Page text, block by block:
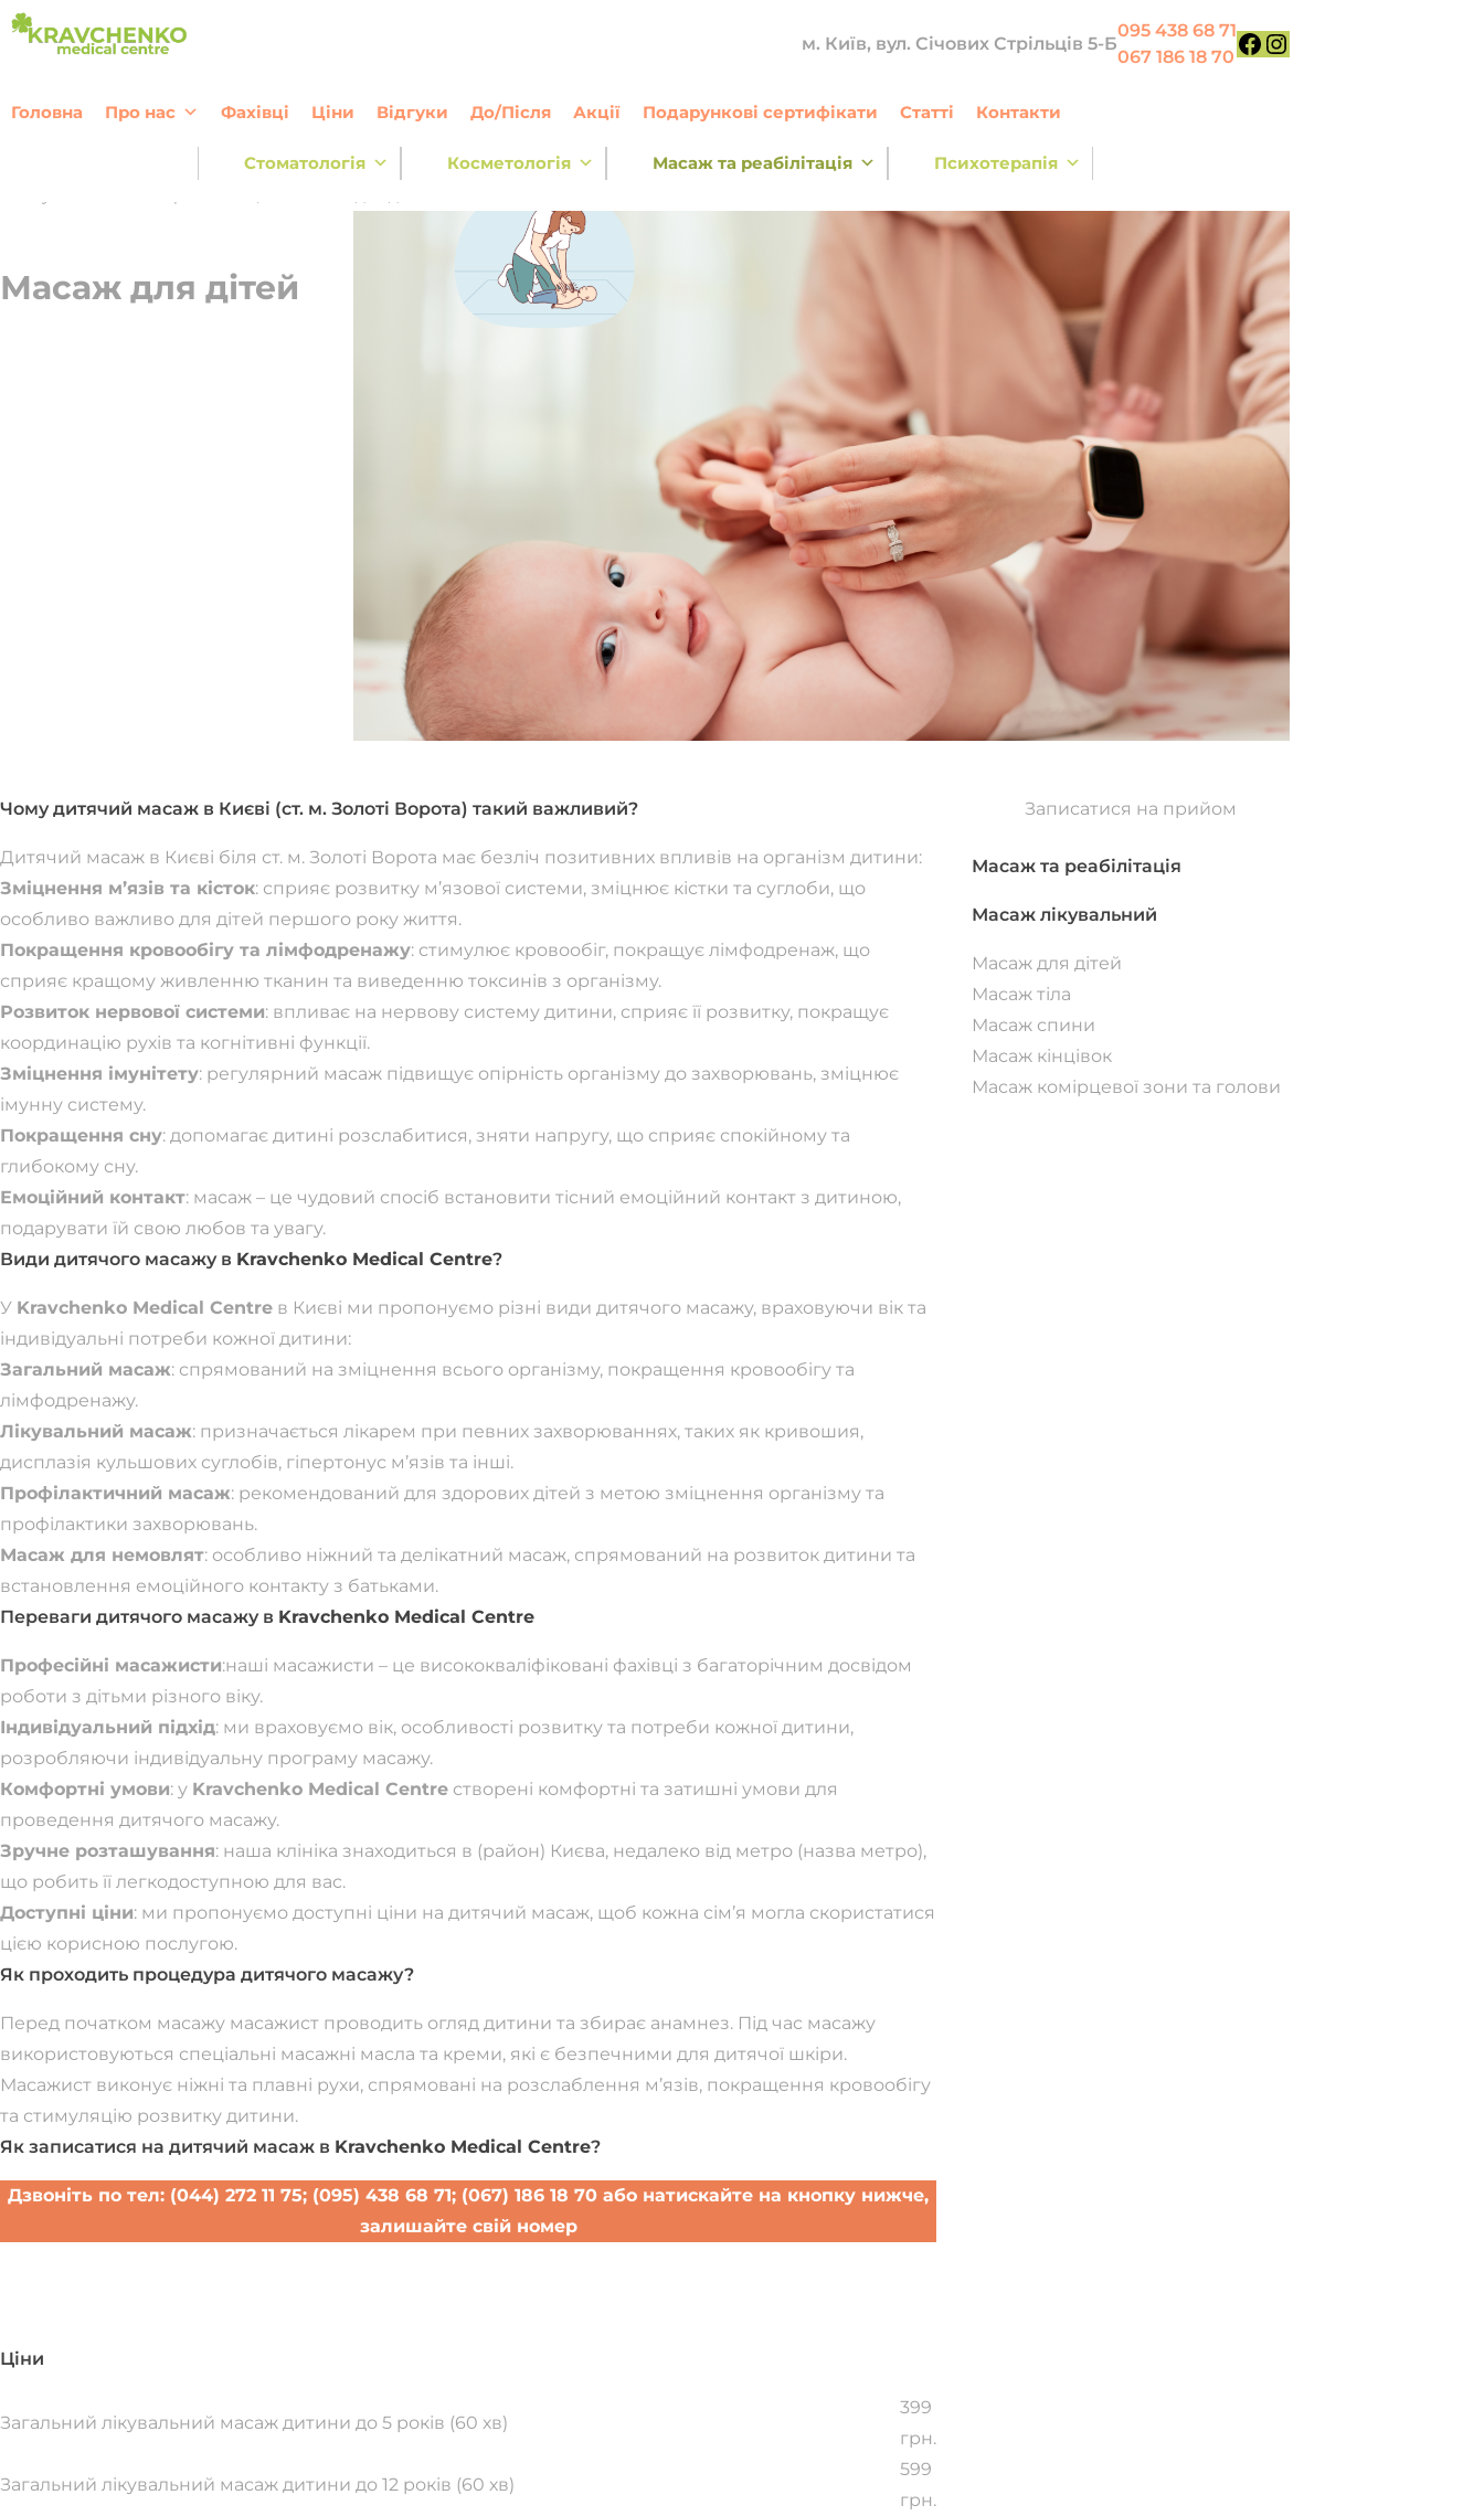
Перейти до вмісту
м. Київ, вул. Січових Стрільців 5-Б
095 438 68 71
067 186 18 70
Головна Про нас Фахівці Ціни Відгуки До/Після Акції Подарункові сертифікати Статті Контакти
Стоматологія Косметологія Масаж та реабілітація Психотерапія
Масаж для дітей
Чому дитячий масаж в Києві (ст. м. Золоті Ворота) такий важливий?
Дитячий масаж в Києві біля ст. м. Золоті Ворота має безліч позитивних впливів на організм дитини:
Зміцнення м’язів та кісток: сприяє розвитку м’язової системи, зміцнює кістки та суглоби, що
особливо важливо для дітей першого року життя.
Покращення кровообігу та лімфодренажу: стимулює кровообіг, покращує лімфодренаж, що
сприяє кращому живленню тканин та виведенню токсинів з організму.
Розвиток нервової системи: впливає на нервову систему дитини, сприяє її розвитку, покращує
координацію рухів та когнітивні функції.
Зміцнення імунітету: регулярний масаж підвищує опірність організму до захворювань, зміцнює
імунну систему.
Покращення сну: допомагає дитині розслабитися, зняти напругу, що сприяє спокійному та
глибокому сну.
Емоційний контакт: масаж – це чудовий спосіб встановити тісний емоційний контакт з дитиною,
подарувати їй свою любов та увагу.
Види дитячого масажу в Kravchenko Medical Centre?
У Kravchenko Medical Centre в Києві ми пропонуємо різні види дитячого масажу, враховуючи вік та
індивідуальні потреби кожної дитини:
Загальний масаж: спрямований на зміцнення всього організму, покращення кровообігу та
лімфодренажу.
Лікувальний масаж: призначається лікарем при певних захворюваннях, таких як кривошия,
дисплазія кульшових суглобів, гіпертонус м’язів та інші.
Профілактичний масаж: рекомендований для здорових дітей з метою зміцнення організму та
профілактики захворювань.
Масаж для немовлят: особливо ніжний та делікатний масаж, спрямований на розвиток дитини та
встановлення емоційного контакту з батьками.
Переваги дитячого масажу в Kravchenko Medical Centre
Професійні масажисти:наші масажисти – це висококваліфіковані фахівці з багаторічним досвідом
роботи з дітьми різного віку.
Індивідуальний підхід: ми враховуємо вік, особливості розвитку та потреби кожної дитини,
розробляючи індивідуальну програму масажу.
Комфортні умови: у Kravchenko Medical Centre створені комфортні та затишні умови для
проведення дитячого масажу.
Зручне розташування: наша клініка знаходиться в (район) Києва, недалеко від метро (назва метро),
що робить її легкодоступною для вас.
Доступні ціни: ми пропонуємо доступні ціни на дитячий масаж, щоб кожна сім’я могла скористатися
цією корисною послугою.
Як проходить процедура дитячого масажу?
Перед початком масажу масажист проводить огляд дитини та збирає анамнез. Під час масажу
використовуються спеціальні масажні масла та креми, які є безпечними для дитячої шкіри.
Масажист виконує ніжні та плавні рухи, спрямовані на розслаблення м’язів, покращення кровообігу
та стимуляцію розвитку дитини.
Як записатися на дитячий масаж в Kravchenko Medical Centre?
Дзвоніть по тел: (044) 272 11 75; (095) 438 68 71; (067) 186 18 70 або натискайте на кнопку нижче,
залишайте свій номер
Ціни
Загальний лікувальний масаж дитини до 5 років (60 хв)
399
грн.
Загальний лікувальний масаж дитини до 12 років (60 хв)
599
грн.
Записатися на прийом
Масаж та реабілітація
Масаж лікувальний
Масаж для дітей
Масаж тіла
Масаж спини
Масаж кінцівок
Масаж комірцевої зони та голови